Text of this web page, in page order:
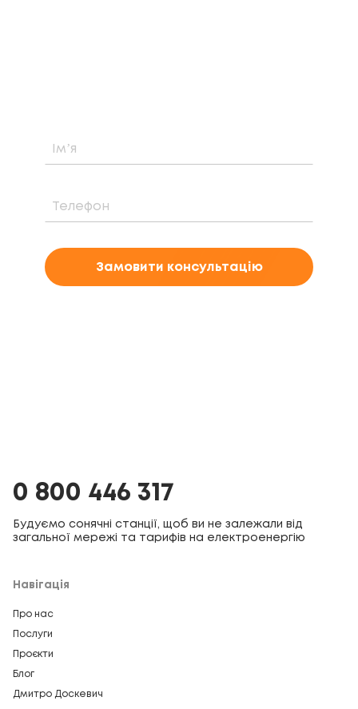
Замовити консультацію
0 800 446 317
Будуємо сонячні станції, щоб ви не залежали від
загальної мережі та тарифів на електроенергію
Навігація
Про нас
Послуги
Проєкти
Блог
Дмитро Доскевич